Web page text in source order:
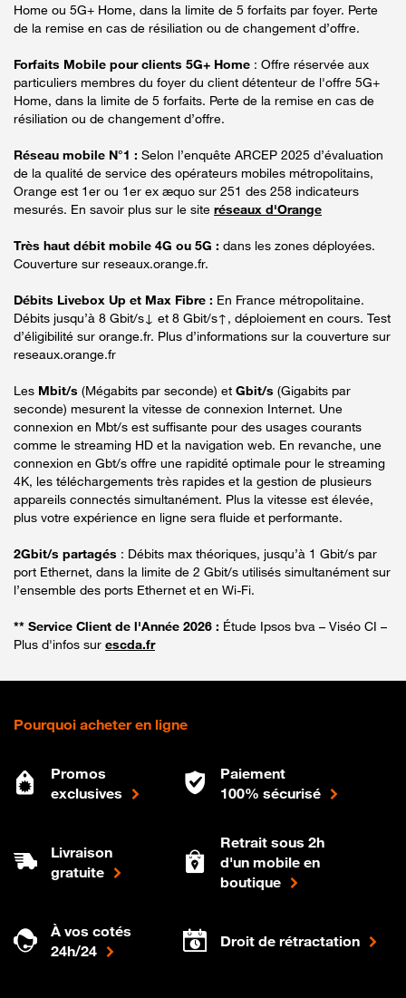
Home ou 5G+ Home, dans la limite de 5 forfaits par foyer. Perte
de la remise en cas de résiliation ou de changement d’offre.
Forfaits Mobile pour clients 5G+ Home : Offre réservée aux
particuliers membres du foyer du client détenteur de l'offre 5G+
Home, dans la limite de 5 forfaits. Perte de la remise en cas de
résiliation ou de changement d’offre.
Réseau mobile N°1 : Selon l’enquête ARCEP 2025 d’évaluation
de la qualité de service des opérateurs mobiles métropolitains,
Orange est 1er ou 1er ex æquo sur 251 des 258 indicateurs
mesurés. En savoir plus sur le site réseaux d'Orange
Très haut débit mobile 4G ou 5G : dans les zones déployées.
Couverture sur reseaux.orange.fr.
Débits Livebox Up et Max Fibre : En France métropolitaine.
Débits jusqu’à 8 Gbit/s↓ et 8 Gbit/s↑, déploiement en cours. Test
d’éligibilité sur orange.fr. Plus d’informations sur la couverture sur
reseaux.orange.fr
Les Mbit/s (Mégabits par seconde) et Gbit/s (Gigabits par
seconde) mesurent la vitesse de connexion Internet. Une
connexion en Mbt/s est suffisante pour des usages courants
comme le streaming HD et la navigation web. En revanche, une
connexion en Gbt/s offre une rapidité optimale pour le streaming
4K, les téléchargements très rapides et la gestion de plusieurs
appareils connectés simultanément. Plus la vitesse est élevée,
plus votre expérience en ligne sera fluide et performante.
2Gbit/s partagés : Débits max théoriques, jusqu’à 1 Gbit/s par
port Ethernet, dans la limite de 2 Gbit/s utilisés simultanément sur
l’ensemble des ports Ethernet et en Wi-Fi.
** Service Client de l'Année 2026 : Étude Ipsos bva – Viséo CI –
Plus d'infos sur escda.fr
Pourquoi acheter en ligne
Promos
exclusives
Paiement
100% sécurisé
Livraison
gratuite
Retrait sous 2h
d'un mobile en
boutique
À vos cotés
24h/24
Droit de rétractation